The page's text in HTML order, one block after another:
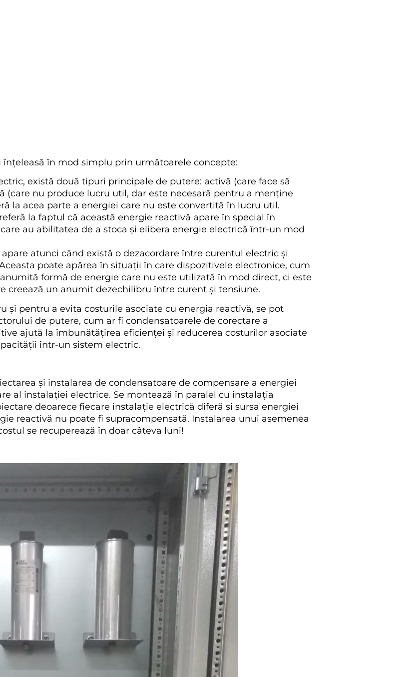
în mod simplu prin următoarele concepte:
există două tipuri principale de putere: activă (care face să
(care nu produce lucru util, dar este necesară pentru a menține
la acea parte a energiei care nu este convertită în lucru util.
la faptul că această energie reactivă apare în special în
au abilitatea de a stoca și elibera energie electrică într-un mod
atunci când există o dezacordare între curentul electric și
poate apărea în situații în care dispozitivele electronice, cum
formă de energie care nu este utilizată în mod direct, ci este
creează un anumit dezechilibru între curent și tensiune.
și pentru a evita costurile asociate cu energia reactivă, se pot
de putere, cum ar fi condensatoarele de corectare a
ajută la îmbunătățirea eficienței și reducerea costurilor asociate
într-un sistem electric.
și instalarea de condensatoare de compensare a energiei
al instalației electrice. Se montează în paralel cu instalația
deoarece fiecare instalație electrică diferă și sursa energiei
reactivă nu poate fi supracompensată. Instalarea unui asemenea
se recuperează în doar câteva luni!